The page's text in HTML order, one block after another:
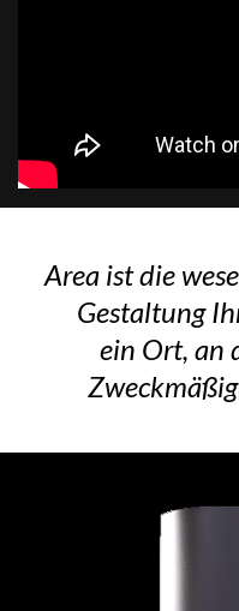
Area ist die
Gestaltung
ein Ort, an